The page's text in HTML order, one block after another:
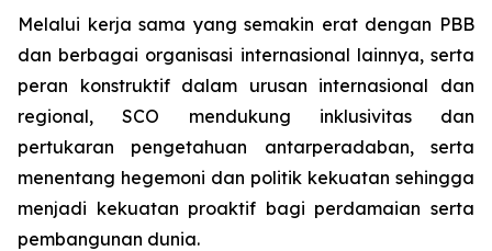
Melalui kerja sama yang semakin erat dengan PBB
dan berbagai organisasi internasional lainnya, serta
peran konstruktif dalam urusan internasional dan
regional, SCO mendukung inklusivitas dan
pertukaran pengetahuan antarperadaban, serta
menentang hegemoni dan politik kekuatan sehingga
menjadi kekuatan proaktif bagi perdamaian serta
pembangunan dunia.